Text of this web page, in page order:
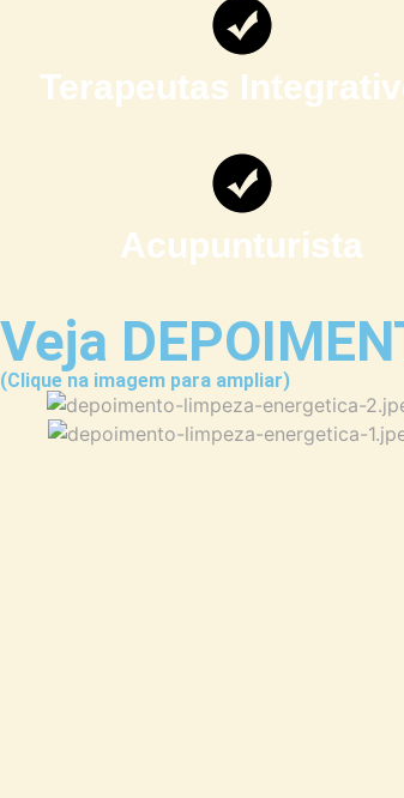
Terapeutas
Acupunturista
Veja
(Clique na imagem para ampliar)